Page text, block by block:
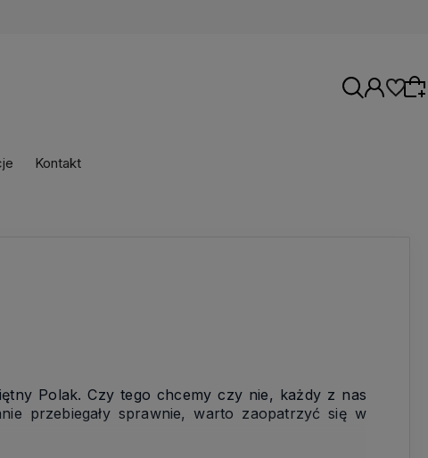
Kontakt
Polak. Czy tego chcemy czy nie, każdy z nas
przebiegały sprawnie, warto zaopatrzyć się w